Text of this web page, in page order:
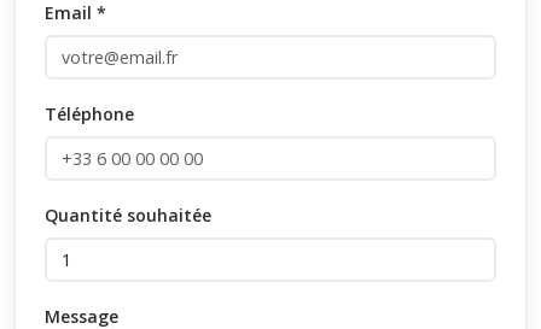
Email *
Téléphone
Quantité souhaitée
Message